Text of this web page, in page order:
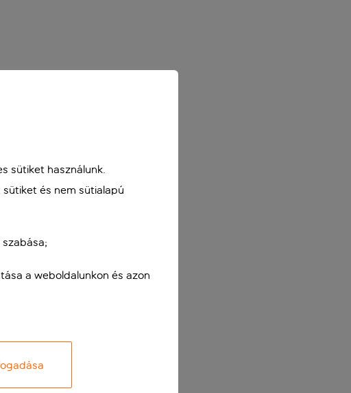
sütiket használunk.
és nem sütialapú
a weboldalunkon és azon